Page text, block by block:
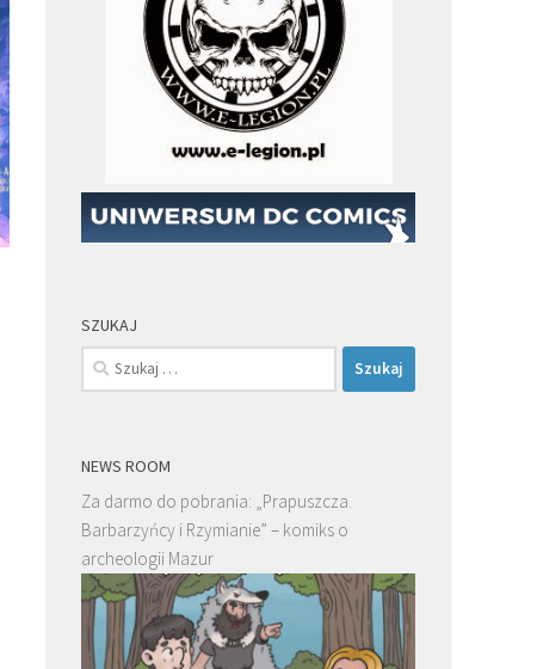
SZUKAJ
Szukaj:
NEWS ROOM
Za darmo do pobrania: „Prapuszcza.
Barbarzyńcy i Rzymianie” – komiks o
archeologii Mazur